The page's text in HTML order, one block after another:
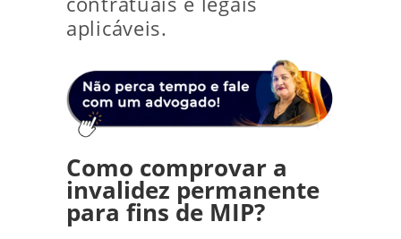
aplicáveis.
Como comprovar a
invalidez permanente
para fins de MIP?